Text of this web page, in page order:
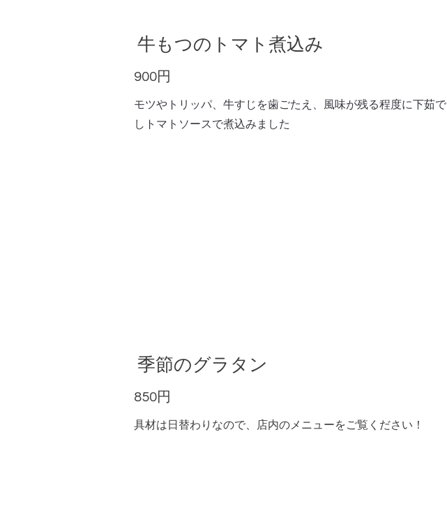
牛もつのトマト煮込み
900円
モツやトリッパ、牛すじを歯ごたえ、風味が残る程度に下茹で
しトマトソースで煮込みました
季節のグラタン
850円
具材は日替わりなので、店内のメニューをご覧ください！